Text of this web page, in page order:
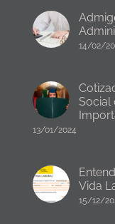
14/02/
Social
13/01/2024
Vida
15/12/